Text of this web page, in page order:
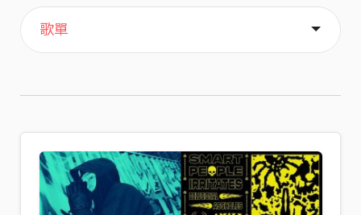
主頁
歌單
喜歡
關於